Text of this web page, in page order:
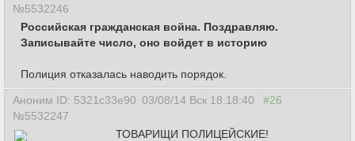
№5532246
Российская гражданская война. Поздравляю.
Записывайте число, оно войдет в историю
Полиция отказалась наводить порядок.
Аноним ID: 5321c33e90 03/08/14 Вск 18:18:40
#26
№5532247
ТОВАРИЩИ ПОЛИЦЕЙСКИЕ!